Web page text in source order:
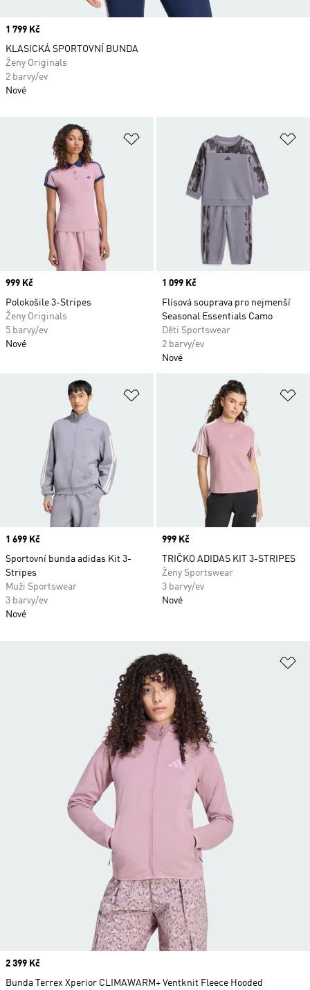
Přidat do seznamu přání
Price
999 Kč
Polokošile 3-Stripes
Ženy Originals
5 barvy/ev
Nové
Price
1 099 Kč
Flísová souprava pro nejmenší
Seasonal Essentials Camo
Děti Sportswear
2 barvy/ev
Nové
Přidat do seznamu přání
Price
1 699 Kč
Sportovní bunda adidas Kit 3-
Stripes
Muži Sportswear
3 barvy/ev
Nové
Price
999 Kč
TRIČKO ADIDAS KIT 3-STRIPES
Ženy Sportswear
3 barvy/ev
Nové
Price
2 399 Kč
Bunda Terrex Xperior CLIMAWARM+ Ventknit Fleece Hooded
Price
1 799 Kč
KLASICKÁ SPORTOVNÍ BUNDA
Ženy Originals
2 barvy/ev
Nové